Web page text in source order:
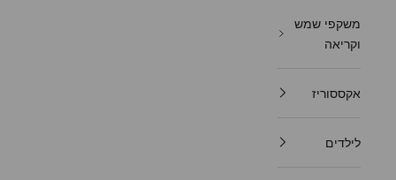
משקפי שמש
וקריאה
אקססוריז
לילדים